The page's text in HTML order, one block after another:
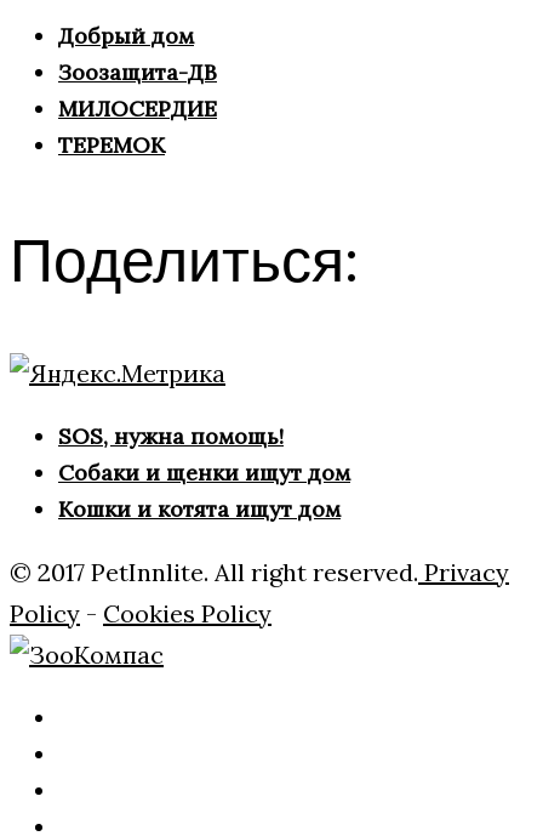
Добрый дом
Зоозащита-ДВ
МИЛОСЕРДИЕ
ТЕРЕМОК
Поделиться:
SOS, нужна помощь!
Собаки и щенки ищут дом
Кошки и котята ищут дом
© 2017 PetInnlite. All right reserved. Privacy
Policy - Cookies Policy